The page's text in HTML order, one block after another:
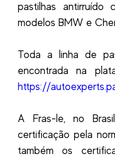
pastilhas antirruído
modelos BMW e
Toda a linha de
encontrada na
https://
A Fras-le, no
certificação pela
também os